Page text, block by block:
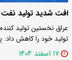
افت شدید تولید نفت
عراق نخستین تولید
تولید خود را کاهش داد.
۱۷ اسفند ۱۴۰۴